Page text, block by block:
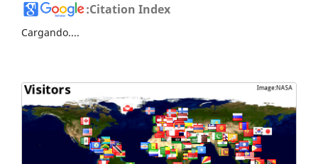
:Citation Index
Cargando....